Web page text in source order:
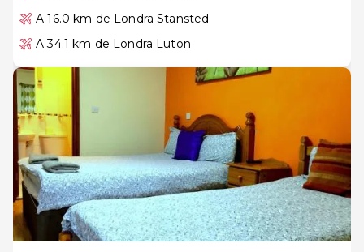
A 16.0 km de Londra Stansted
A 34.1 km de Londra Luton